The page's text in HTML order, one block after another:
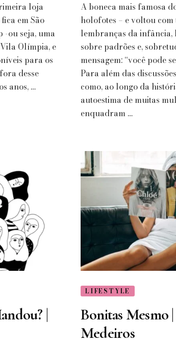
loja
em São
-ou seja, uma
Olímpia, e
para os
desse
anos, …
A boneca mais famosa
holofotes – e voltou
lembranças da infância,
sobre padrões e,
mensagem: “você pode
Para além das
como, ao longo da
autoestima de muitas
enquadram …
|
LIFESTYLE
Bonitas Mesmo
Medeiros